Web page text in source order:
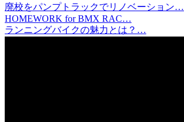
廃校をパンプトラックでリノベーション…
HOMEWORK for BMX RAC…
ランニングバイクの魅力とは？…